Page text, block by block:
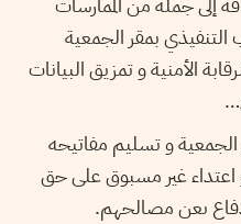
بمقر الجمعية
الأمنية و تمزيق البيانات
الجمعية و تسليم مفاتيحه
اعتداء غير مسبوق على حق
ىعن مصالحهم.